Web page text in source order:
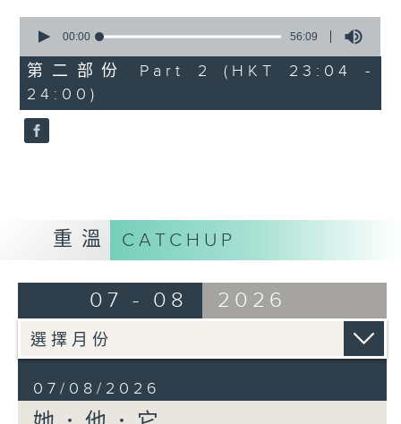
seconds
56
minutes,
9
seconds
00:00 56:09
第二部份 Part 2 (HKT 23:04 -
24:00)
重溫 CATCHUP
07 - 08 2026
07/08/2026